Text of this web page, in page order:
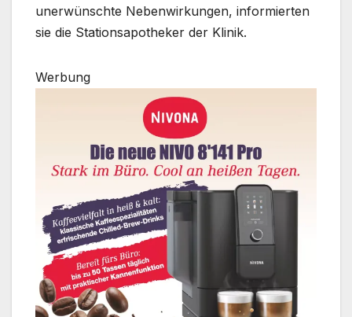
unerwünschte Nebenwirkungen, informierten
sie die Stationsapotheker der Klinik.
Werbung